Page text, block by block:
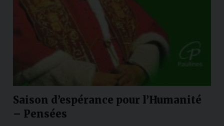
Saison d’espérance pour l’Humanité
– Pensées